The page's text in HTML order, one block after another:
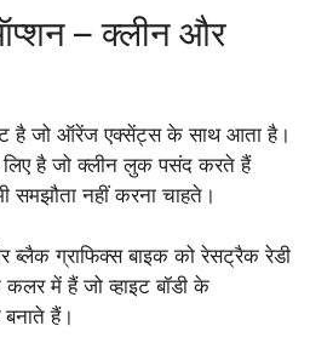
– क्लीन और
है जो ऑरेंज एक्सेंट्स के साथ आता है।
है जो क्लीन लुक पसंद करते हैं
समझौता नहीं करना चाहते।
ब्लैक ग्राफिक्स बाइक को रेसट्रैक रेडी
में हैं जो व्हाइट बॉडी के
बनाते हैं।